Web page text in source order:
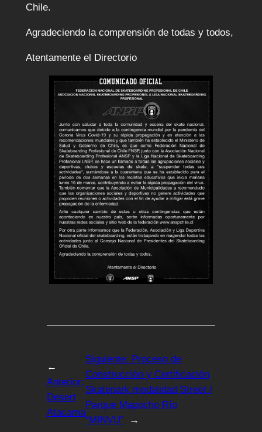
Chile.
Agradeciendo la comprensión de todas y todos,
Atentamente el Directorio
←
Anterior:
Desert
Atacama
Siguiente: Proceso de
Construcción y Certificación
Skatepark modalidad Street /
Parque Mapocho Río
“MINVU”
→